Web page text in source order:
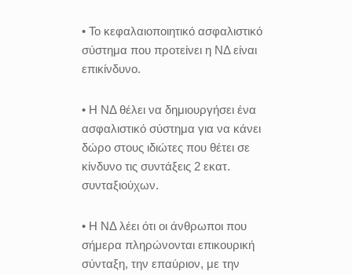
• Το κεφαλαιοποιητικό ασφαλιστικό
σύστημα που προτείνει η ΝΔ είναι
επικίνδυνο.
• Η ΝΔ θέλει να δημιουργήσει ένα
ασφαλιστικό σύστημα για να κάνει
δώρο στους ιδιώτες που θέτει σε
κίνδυνο τις συντάξεις 2 εκατ.
συνταξιούχων.
• Η ΝΔ λέει ότι οι άνθρωποι που
σήμερα πληρώνονται επικουρική
σύνταξη, την επαύριον, με την